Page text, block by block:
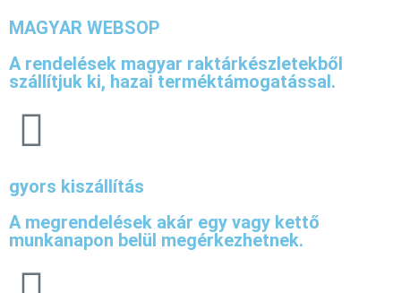
MAGYAR WEBSOP
A rendelések magyar raktárkészletekből
szállítjuk ki, hazai terméktámogatással.
gyors kiszállítás
A megrendelések akár egy vagy kettő
munkanapon belül megérkezhetnek.